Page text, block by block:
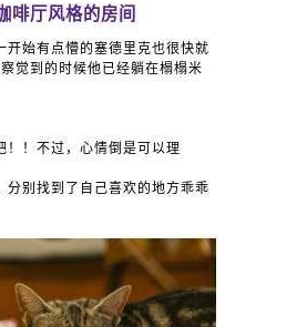
啡厅风格的房间
开始有点懵的塞德里克也很快就
觉到的时候他已经躺在榻榻米
！！不过，心情倒是可以理
分别找到了自己喜欢的地方乖乖